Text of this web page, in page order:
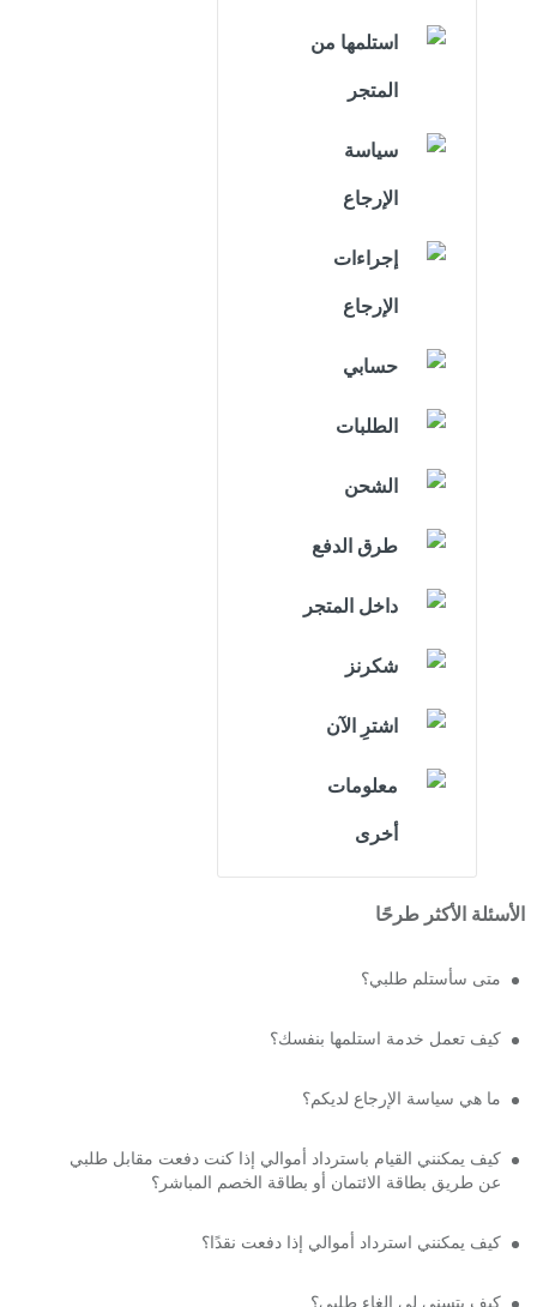
استلمها من
المتجر
سياسة
الإرجاع
إجراءات
الإرجاع
حسابي
الطلبات
الشحن
طرق الدفع
داخل المتجر
شكرنز
اشترِ الآن
معلومات
أخرى
الأسئلة الأكثر طرحًا
متى سأستلم طلبي؟
كيف تعمل خدمة استلمها بنفسك؟
ما هي سياسة الإرجاع لديكم؟
كيف يمكنني القيام باسترداد أموالي إذا كنت دفعت مقابل طلبي
عن طريق بطاقة الائتمان أو بطاقة الخصم المباشر؟
كيف يمكنني استرداد أموالي إذا دفعت نقدًا؟